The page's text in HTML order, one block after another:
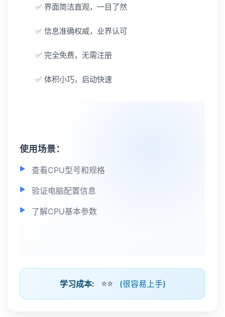
✅ 界面简洁直观，一目了然
✅ 信息准确权威，业界认可
✅ 完全免费，无需注册
✅ 体积小巧，启动快速
使用场景：
查看CPU型号和规格
验证电脑配置信息
了解CPU基本参数
学习成本: ⭐⭐ (很容易上手)